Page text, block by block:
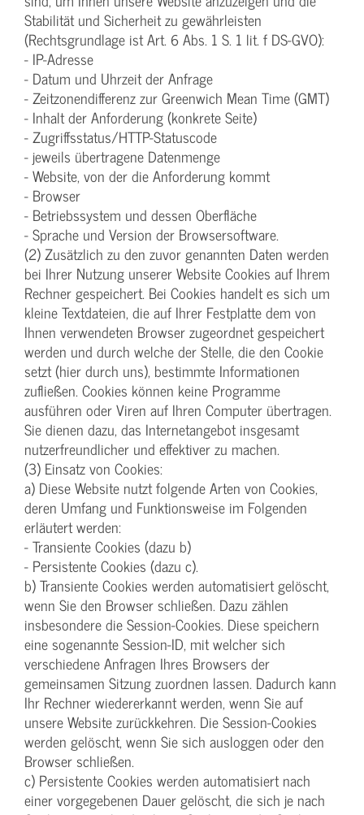
Stabilität und Sicherheit zu gewährleisten
(Rechtsgrundlage ist Art. 6 Abs. 1 S. 1 lit. f DS-GVO):
- IP-Adresse
- Datum und Uhrzeit der Anfrage
- Zeitzonendifferenz zur Greenwich Mean Time (GMT)
- Inhalt der Anforderung (konkrete Seite)
- Zugriffsstatus/HTTP-Statuscode
- jeweils übertragene Datenmenge
- Website, von der die Anforderung kommt
- Browser
- Betriebssystem und dessen Oberfläche
- Sprache und Version der Browsersoftware.
(2) Zusätzlich zu den zuvor genannten Daten werden
bei Ihrer Nutzung unserer Website Cookies auf Ihrem
Rechner gespeichert. Bei Cookies handelt es sich um
kleine Textdateien, die auf Ihrer Festplatte dem von
Ihnen verwendeten Browser zugeordnet gespeichert
werden und durch welche der Stelle, die den Cookie
setzt (hier durch uns), bestimmte Informationen
zufließen. Cookies können keine Programme
ausführen oder Viren auf Ihren Computer übertragen.
Sie dienen dazu, das Internetangebot insgesamt
nutzerfreundlicher und effektiver zu machen.
(3) Einsatz von Cookies:
a) Diese Website nutzt folgende Arten von Cookies,
deren Umfang und Funktionsweise im Folgenden
erläutert werden:
- Transiente Cookies (dazu b)
- Persistente Cookies (dazu c).
b) Transiente Cookies werden automatisiert gelöscht,
wenn Sie den Browser schließen. Dazu zählen
insbesondere die Session-Cookies. Diese speichern
eine sogenannte Session-ID, mit welcher sich
verschiedene Anfragen Ihres Browsers der
gemeinsamen Sitzung zuordnen lassen. Dadurch kann
Ihr Rechner wiedererkannt werden, wenn Sie auf
unsere Website zurückkehren. Die Session-Cookies
werden gelöscht, wenn Sie sich ausloggen oder den
Browser schließen.
c) Persistente Cookies werden automatisiert nach
einer vorgegebenen Dauer gelöscht, die sich je nach